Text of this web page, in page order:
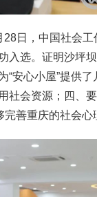
日，中国社会
入选。证明沙坪
安心小屋”提供
社会资源；四、
完善重庆的社会